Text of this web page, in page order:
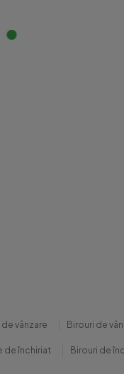
vânzare Birouri de
de închiriat Birouri de